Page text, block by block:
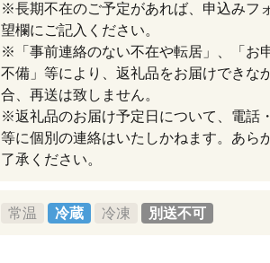
※長期不在のご予定があれば、申込みフ
望欄にご記入ください。
※「事前連絡のない不在や転居」、「お
不備」等により、返礼品をお届けできな
合、再送は致しません。
※返礼品のお届け予定日について、電話
等に個別の連絡はいたしかねます。あら
了承ください。
常温 冷蔵 冷凍 別送不可